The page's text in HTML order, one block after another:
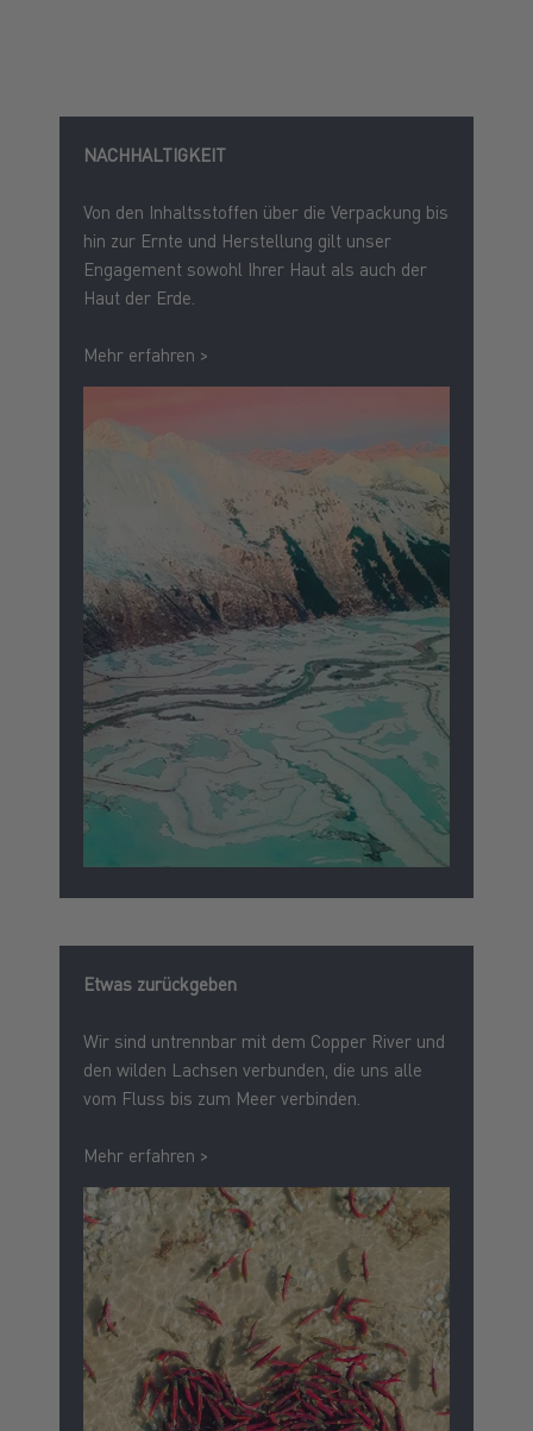
NACHHALTIGKEIT
Von den Inhaltsstoffen über die Verpackung bis
hin zur Ernte und Herstellung gilt unser
Engagement sowohl Ihrer Haut als auch der
Haut der Erde.
Mehr erfahren >
Etwas zurückgeben
Wir sind untrennbar mit dem Copper River und
den wilden Lachsen verbunden, die uns alle
vom Fluss bis zum Meer verbinden.
Mehr erfahren >